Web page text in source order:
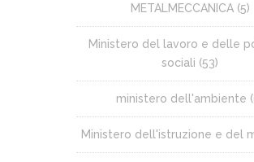
METALMECCANICA(5)
Ministero del lavoro e delle
sociali (53)
ministero dell'ambiente
Ministero dell'istruzione e del